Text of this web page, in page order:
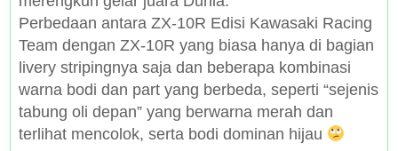
Perbedaan antara ZX-10R Edisi Kawasaki Racing
Team dengan ZX-10R yang biasa hanya di bagian
livery stripingnya saja dan beberapa kombinasi
warna bodi dan part yang berbeda, seperti “sejenis
tabung oli depan” yang berwarna merah dan
terlihat mencolok, serta bodi dominan hijau